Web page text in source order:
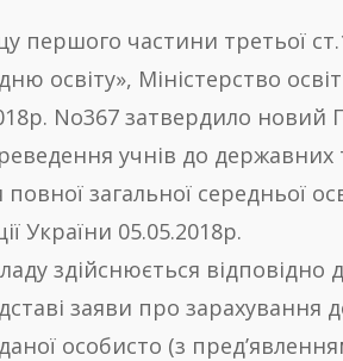
першого частини третьої
освіту», Міністерство
No367 затвердило новий
учнів до державних
повної загальної середньої
України 05.05.2018р.
здійснюється відповідно
заяви про зарахування
особисто (з